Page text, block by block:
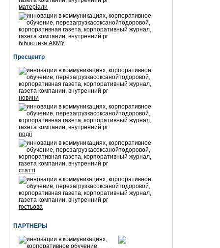
матеріали
бібліотека АКМУ
Пресцентр
новини
події
статті
гостьова
ПАРТНЕРЫ